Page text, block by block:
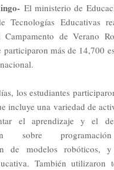
El ministerio de
Tecnologías Educativas
de Verano
participaron más de 14,700
los estudiantes
incluye una variedad de
el aprendizaje y el
sobre
de modelos robóticos,
También utilizaron